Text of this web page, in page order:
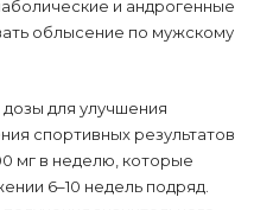
и андрогенные
облысение по мужскому
для улучшения
спортивных результатов
мг в неделю, которые
6–10 недель подряд.